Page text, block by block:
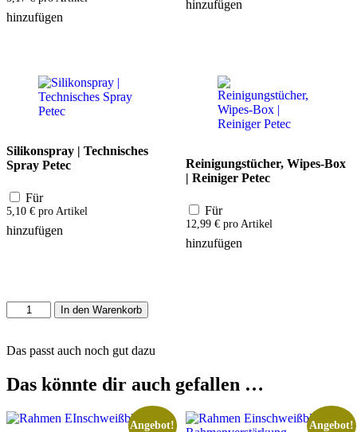
hinzufügen
hinzufügen
Silikonspray | Technisches
Spray Petec
Für
5,10 € pro Artikel
hinzufügen
Reinigungstücher, Wipes-Box
| Reiniger Petec
Für
12,99 € pro Artikel
hinzufügen
Passend
für
Schwalbe
für
Bremshebel
Umbau
Menge
In den Warenkorb
Das passt auch noch gut dazu
Das könnte dir auch gefallen …
Angebot! Angebot!